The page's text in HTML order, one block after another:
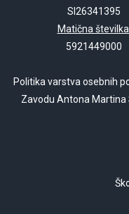
SI26341395
Matična
5921449000
Politika varstva osebnih
Zavodu Antona Martina